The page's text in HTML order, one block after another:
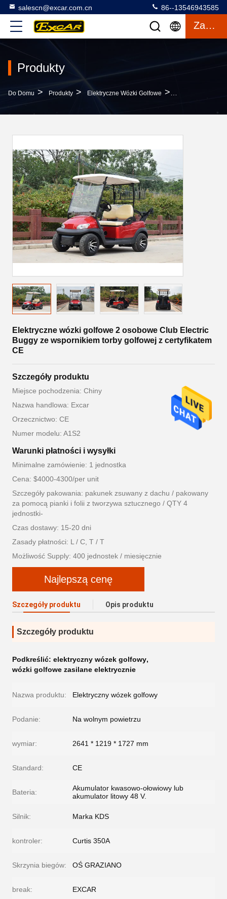
salescn@excar.com.cn 86--13546943585
Zacytować
Produkty
Do Domu > Produkty > Elektryczne Wózki Golfowe >
Elektryczne wózki golfowe 2 osobowe Club Electric
Buggy ze wspornikiem torby golfowej z certyfikatem
CE
Szczegóły produktu
Miejsce pochodzenia: Chiny
Nazwa handlowa: Excar
Orzecznictwo: CE
Numer modelu: A1S2
Warunki płatności i wysyłki
Minimalne zamówienie: 1 jednostka
Cena: $4000-4300/per unit
Szczegóły pakowania: pakunek zsuwany z dachu / pakowany
za pomocą pianki i folii z tworzywa sztucznego / QTY 4
jednostki-
Czas dostawy: 15-20 dni
Zasady płatności: L / C, T / T
Możliwość Supply: 400 jednostek / miesięcznie
Najlepszą cenę
Szczegóły produktu Opis produktu
Szczegóły produktu
Podkreślić: elektryczny wózek golfowy,
wózki golfowe zasilane elektrycznie
Nazwa produktu: Elektryczny wózek golfowy
Podanie: Na wolnym powietrzu
wymiar: 2641 * 1219 * 1727 mm
Standard: CE
Bateria:
Akumulator kwasowo-ołowiowy lub
akumulator litowy 48 V.
Silnik: Marka KDS
kontroler: Curtis 350A
Skrzynia biegów: OŚ GRAZIANO
break: EXCAR